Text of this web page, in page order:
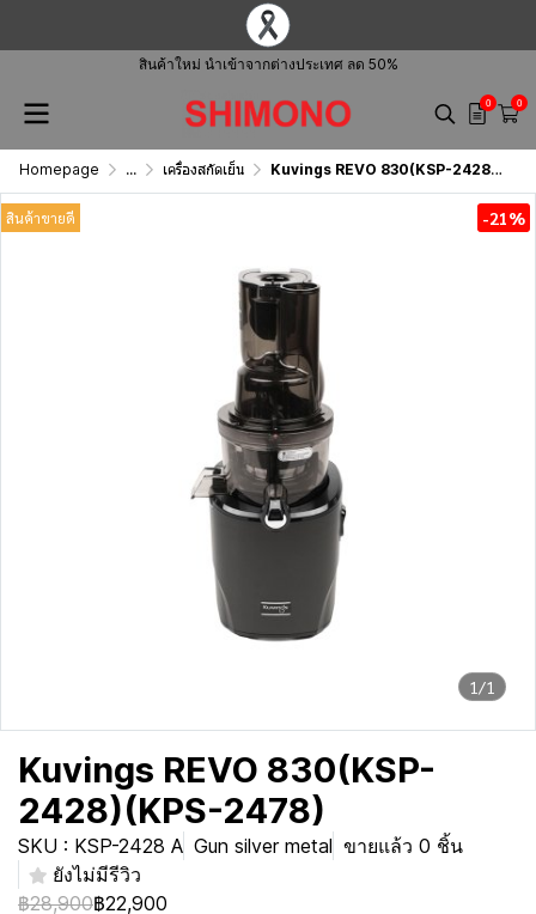
สินค้าใหม่ นำเข้าจากต่างประเทศ ลด 50%
0 0
Homepage ... เครื่องสกัดเย็น Kuvings REVO 830(KSP-2428)(KPS-2478)
1/1
สินค้าขายดี -21%
Kuvings REVO 830(KSP-
2428)(KPS-2478)
SKU : KSP-2428 A Gun silver metal ขายแล้ว 0 ชิ้น
ยังไม่มีรีวิว
฿28,900฿22,900